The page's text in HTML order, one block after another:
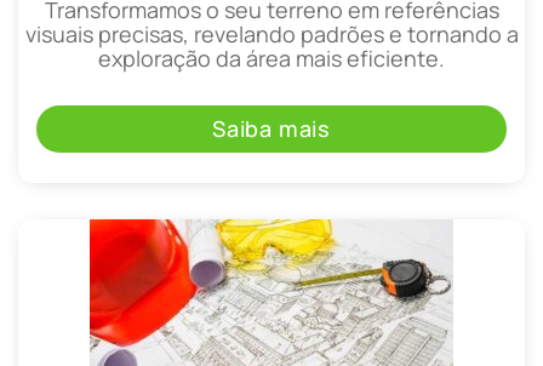
Transformamos o seu terreno em referências
visuais precisas, revelando padrões e tornando a
exploração da área mais eficiente.
Saiba mais